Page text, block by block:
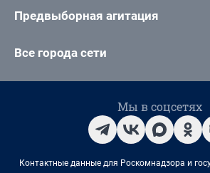
Предвыборная агитация
Все города сети
Мы в соцсетях
Контактные данные для Роскомнадзора и